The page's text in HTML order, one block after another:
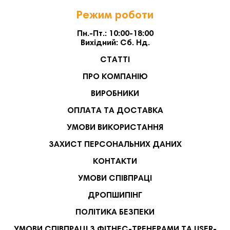
Режим роботи
Пн.-Пт.: 10:00-18:00
Вихідний: Сб. Нд.
СТАТТІ
ПРО КОМПАНІЮ
ВИРОБНИКИ
ОПЛАТА ТА ДОСТАВКА
УМОВИ ВИКОРИСТАННЯ
ЗАХИСТ ПЕРСОНАЛЬНИХ ДАНИХ
КОНТАКТИ
УМОВИ СПІВПРАЦІ
ДРОПШИПІНГ
ПОЛІТИКА БЕЗПЕКИ